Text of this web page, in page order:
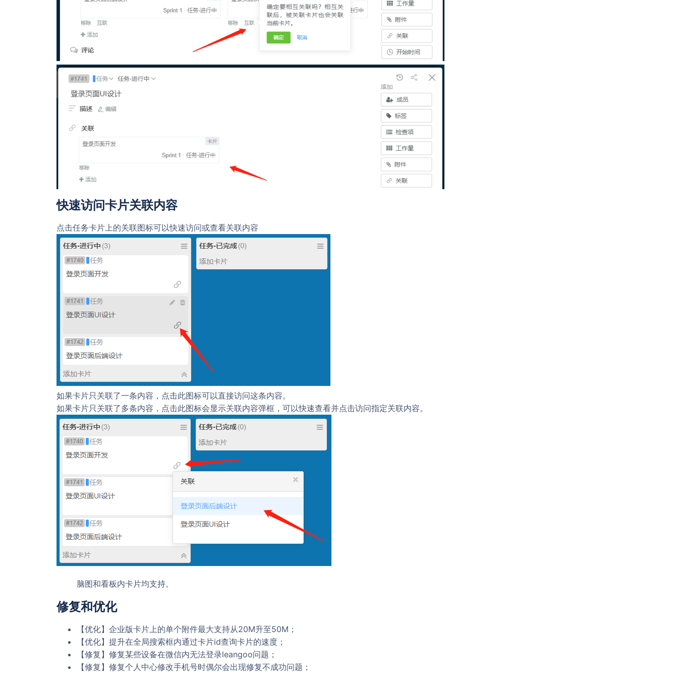
快速访问卡片关联内容
点击任务卡片上的关联图标可以快速访问或查看关联内容
如果卡片只关联了一条内容，点击此图标可以直接访问这条内容。
如果卡片只关联了多条内容，点击此图标会显示关联内容弹框，可以快速查看并点击访问指定关联内容。
脑图和看板内卡片均支持。
修复和优化
【优化】企业版卡片上的单个附件最大支持从20M升至50M；
【优化】提升在全局搜索框内通过卡片id查询卡片的速度；
【修复】修复某些设备在微信内无法登录leangoo问题；
【修复】修复个人中心修改手机号时偶尔会出现修复不成功问题；